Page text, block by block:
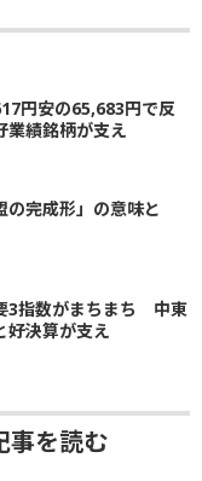
円安の65,683円で反
績銘柄が支え
の完成形」の意味と
3指数がまちまち 中東
好決算が支え
事を読む